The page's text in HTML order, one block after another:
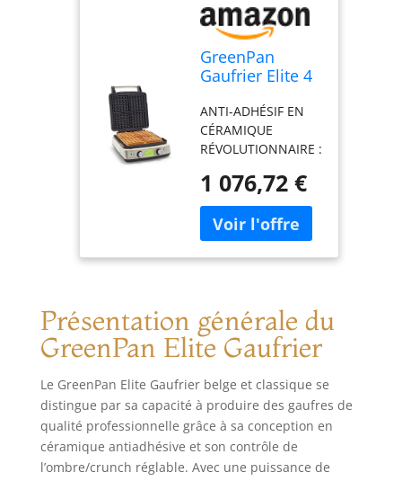
GreenPan
Gaufrier Elite 4
Classique,
Plaques
lavables au
lave-vaisselle
en céramique
antiadhésive
saine en
aluminium
antiadhésif,
réglable, ne
débordera pas,
ANTI-ADHÉSIF EN
CÉRAMIQUE
RÉVOLUTIONNAIRE :
revêtement
antiadhésif en
céramique
spécialement conçu
pour résister à la
- ce revêtement
antiadhésif en
céramique infusé
extra résistant,
nettoie facilement
et rend chaque
repas plus sain.
Passe au lave-
1 076,72 €
Présentation générale du
GreenPan Elite Gaufrier
Le GreenPan Elite Gaufrier belge et classique se
distingue par sa capacité à produire des gaufres de
qualité professionnelle grâce à sa conception en
céramique antiadhésive et son contrôle de
l’ombre/crunch réglable. Avec une puissance de